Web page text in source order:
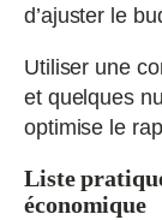
d’ajuster le
Utiliser une
et quelques
optimise le
Liste
économique